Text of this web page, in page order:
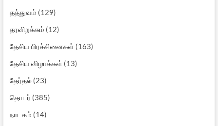
தத்துவம் (129)
தரவிறக்கம் (12)
தேசிய பிரச்சினைகள்(163)
தேசிய விழாக்கள்(13)
தேர்தல்(23)
தொடர் (385)
நாடகம் (14)